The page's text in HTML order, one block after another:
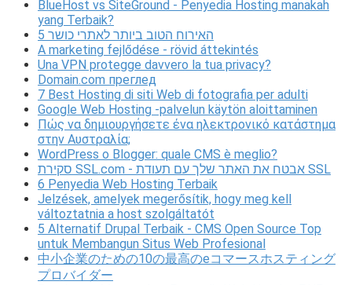
BlueHost vs SiteGround - Penyedia Hosting manakah
yang Terbaik?
5 האירוח הטוב ביותר לאתרי כושר
A marketing fejlődése - rövid áttekintés
Una VPN protegge davvero la tua privacy?
Domain.com преглед
7 Best Hosting di siti Web di fotografia per adulti
Google Web Hosting -palvelun käytön aloittaminen
Πώς να δημιουργήσετε ένα ηλεκτρονικό κατάστημα
στην Αυστραλία;
WordPress o Blogger: quale CMS è meglio?
סקירת SSL.com - אבטח את האתר שלך עם תעודת SSL
6 Penyedia Web Hosting Terbaik
Jelzések, amelyek megerősítik, hogy meg kell
változtatnia a host szolgáltatót
5 Alternatif Drupal Terbaik - CMS Open Source Top
untuk Membangun Situs Web Profesional
中小企業のための10の最高のeコマースホスティング
プロバイダー